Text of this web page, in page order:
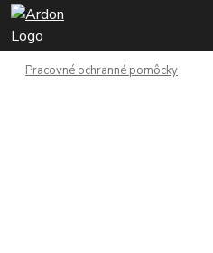
Pracovné ochranné pomôcky